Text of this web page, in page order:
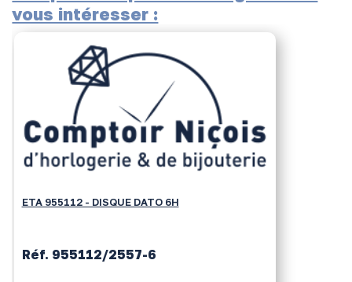
vous intéresser :
ETA 955112 - DISQUE DATO 6H
Réf. 955112/2557-6